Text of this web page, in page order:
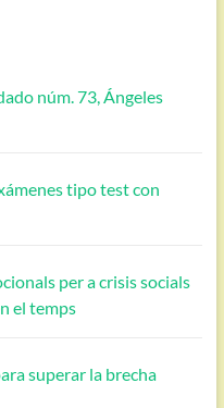
núm. 73, Ángeles
tipo test con
per a crisis socials
el temps
superar la brecha